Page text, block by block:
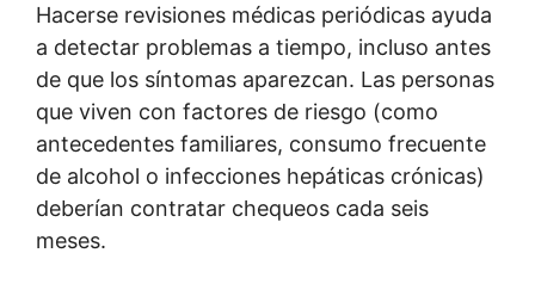
Hacerse revisiones médicas periódicas ayuda
a detectar problemas a tiempo, incluso antes
de que los síntomas aparezcan. Las personas
que viven con factores de riesgo (como
antecedentes familiares, consumo frecuente
de alcohol o infecciones hepáticas crónicas)
deberían contratar chequeos cada seis
meses.